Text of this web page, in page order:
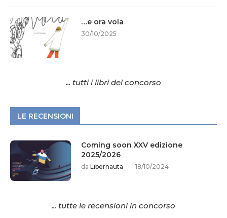
…e ora vola
30/10/2025
... tutti i libri del concorso
LE RECENSIONI
Coming soon XXV edizione
2025/2026
da Libernauta 18/10/2024
... tutte le recensioni in concorso